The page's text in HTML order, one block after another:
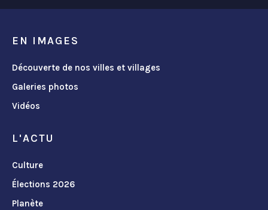
EN IMAGES
Découverte de nos villes et villages
Galeries photos
Vidéos
L'ACTU
Culture
Élections 2026
Planète